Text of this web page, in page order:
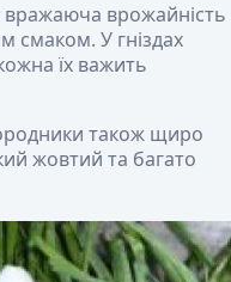
вражаюча врожайність
смаком. У гніздах
їх важить
також щиро
жовтий та багато